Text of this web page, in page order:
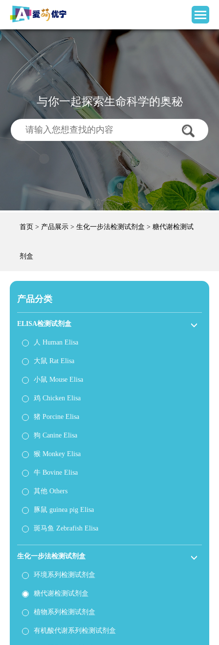
与你一起探索生命科学的奥秘
首页 > 产品展示 > 生化一步法检测试剂盒 > 糖代谢检测试
剂盒
产品分类
ELISA检测试剂盒
人 Human Elisa
大鼠 Rat Elisa
小鼠 Mouse Elisa
鸡 Chicken Elisa
猪 Porcine Elisa
狗 Canine Elisa
猴 Monkey Elisa
牛 Bovine Elisa
其他 Others
豚鼠 guinea pig Elisa
斑马鱼 Zebrafish Elisa
生化一步法检测试剂盒
环境系列检测试剂盒
糖代谢检测试剂盒
植物系列检测试剂盒
有机酸代谢系列检测试剂盒